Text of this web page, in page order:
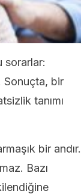
sorarlar:
Sonuçta, bir
tanımı
bir andır.
Bazı